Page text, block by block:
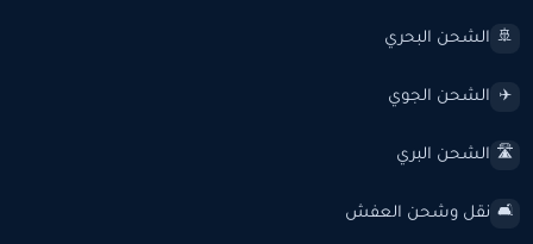
🚢 الشحن البحري
✈️ الشحن الجوي
🛣️ الشحن البري
🛋️ نقل وشحن العفش